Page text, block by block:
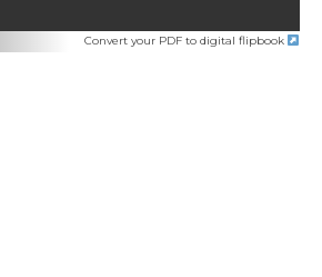
Convert your PDF to digital flipbook